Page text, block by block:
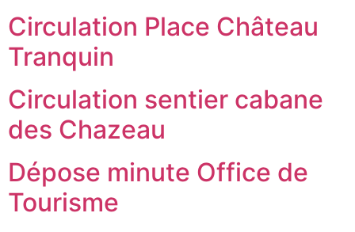
Circulation Place Château
Tranquin
Circulation sentier cabane
des Chazeau
Dépose minute Office de
Tourisme